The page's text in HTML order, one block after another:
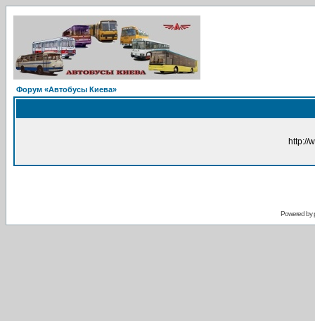
Форум «Автобусы Киева»
http://
Powered by